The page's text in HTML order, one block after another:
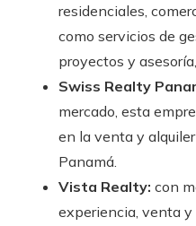
residenciales,
como servicios de
proyectos y
Swiss Realty
mercado, esta
en la venta y
Panamá.
Vista Realty: con
experiencia, venta y